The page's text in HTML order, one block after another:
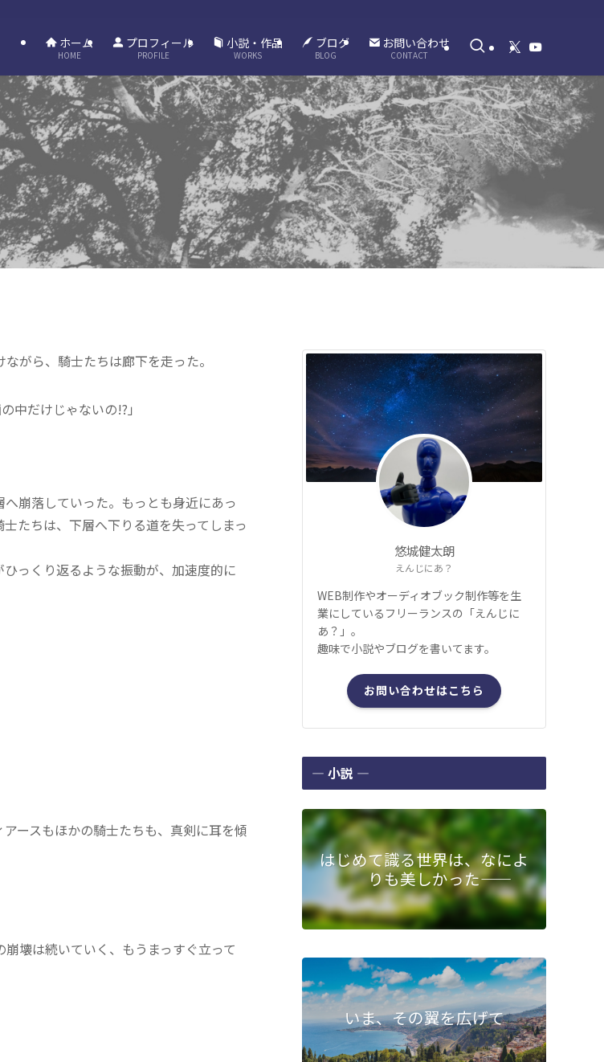
ホーム
HOME
プロフィール
PROFILE
小説・作品
WORKS
ブログ
BLOG
お問い合わせ
CONTACT
がら、騎士たちは廊下を走った。
中だけじゃないの!?」
崩落していった。もっとも身近にあっ
たちは、下層へ下りる道を失ってしまっ
っくり返るような振動が、加速度的に
ースもほかの騎士たちも、真剣に耳を傾
壊は続いていく、もうまっすぐ立って
悠城健太朗
えんじにあ？
WEB制作やオーディオブック制作等を生
業にしているフリーランスの「えんじに
あ？」。
趣味で小説やブログを書いてます。
お問い合わせはこちら
― 小説 ―
はじめて識る世界は、なによ
りも美しかった――
いま、その翼を広げて